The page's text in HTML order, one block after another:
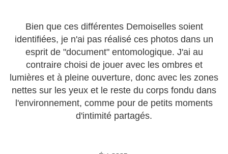
Bien que ces différentes Demoiselles soient
identifiées, je n'ai pas réalisé ces photos dans un
esprit de "document" entomologique. J'ai au
contraire choisi de jouer avec les ombres et
lumières et à pleine ouverture, donc avec les zones
nettes sur les yeux et le reste du corps fondu dans
l'environnement, comme pour de petits moments
d'intimité partagés.